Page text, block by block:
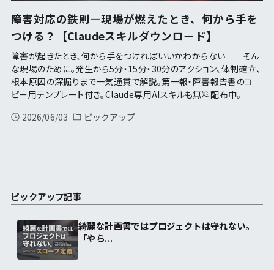
障害対応の鉄則—現場が燃えたとき、何から手を
つける？【Claudeスキルダウンロード】
障害が起きたとき、何から手をつければいいかわからない——そん
な現場のために。発生から5分・15分・30分のアクション、体制確立、
根本原因の深掘りまで一気通貫で解説。第一報・障害報告書のコ
ピー用テンプレート付き。Claude専用AIスキルも無料配布中。
2026/06/03
ピックアップ
ピックアップ記事
綺麗な計画書ではプロジェクトは守れない。
「やら...